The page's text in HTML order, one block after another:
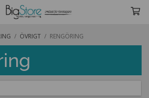
/ ÖVRIGT / RENGÖRING